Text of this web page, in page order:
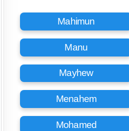
Mahimun
Manu
Mayhew
Menahem
Mohamed